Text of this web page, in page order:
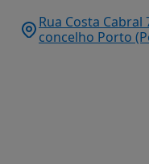
Rua Costa Cabral
concelho Porto